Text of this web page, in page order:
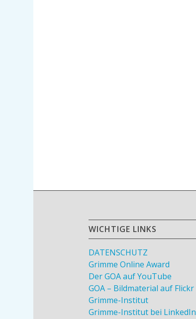
WICHTIGE LINKS
DATENSCHUTZ
Grimme Online Award
Der GOA auf YouTube
GOA – Bildmaterial auf Flickr
Grimme-Institut
Grimme-Institut bei LinkedIn